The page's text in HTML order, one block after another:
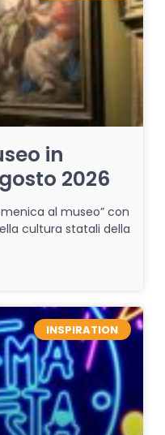
in
2026
al museo” con
cultura statali della
INSPIRATION